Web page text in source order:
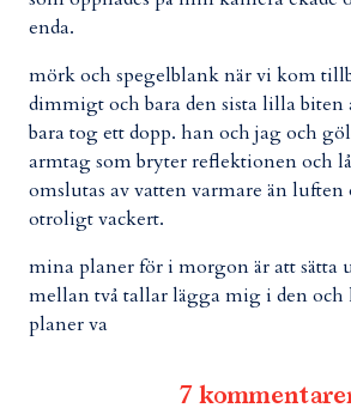
enda.
mörk och spegelblank när vi kom
dimmigt och bara den sista lilla biten
bara tog ett dopp. han och jag och
armtag som bryter reflektionen och
omslutas av vatten varmare än luften
otroligt vackert.
mina planer för i morgon är att sätta
mellan två tallar lägga mig i den och
planer va
7